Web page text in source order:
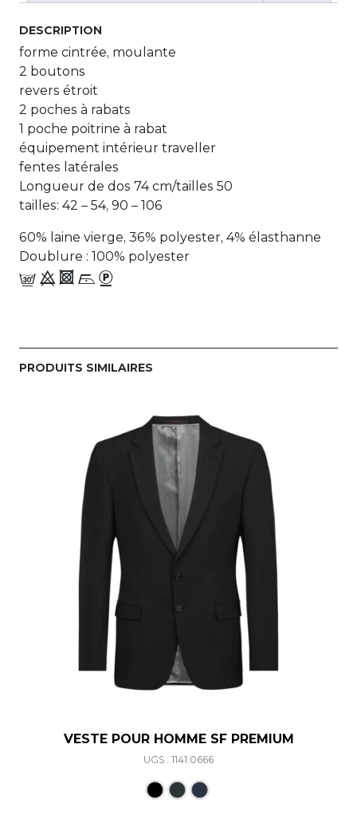
DESCRIPTION
forme cintrée, moulante
2 boutons
revers étroit
2 poches à rabats
1 poche poitrine à rabat
équipement intérieur traveller
fentes latérales
Longueur de dos 74 cm/tailles 50
tailles: 42 – 54, 90 – 106
60% laine vierge, 36% polyester, 4% élasthanne
Doublure : 100% polyester
f 9 4 i_-
PRODUITS SIMILAIRES
VESTE POUR HOMME SF PREMIUM
UGS : 1141.0666